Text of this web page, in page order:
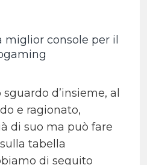
miglior console per il
d’insieme, al
e ragionato,
di suo ma può fare
tabella
di seguito